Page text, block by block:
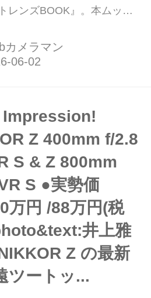
レンズBOOK』。本ムック
中心に、純正47本のZレン
、サードパーティのZマウン
では、これから随時...
カメラマン
Z 400mm f/2.8
S & Z 800mm
S ●実勢価
万円 /88万円(税
井上雅
Z の最新
ツートッ...